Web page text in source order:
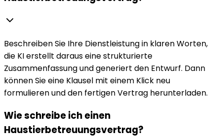
Beschreiben Sie Ihre Dienstleistung in klaren Worten,
die KI erstellt daraus eine strukturierte
Zusammenfassung und generiert den Entwurf. Dann
können Sie eine Klausel mit einem Klick neu
formulieren und den fertigen Vertrag herunterladen.
Wie schreibe ich einen
Haustierbetreuungsvertrag?